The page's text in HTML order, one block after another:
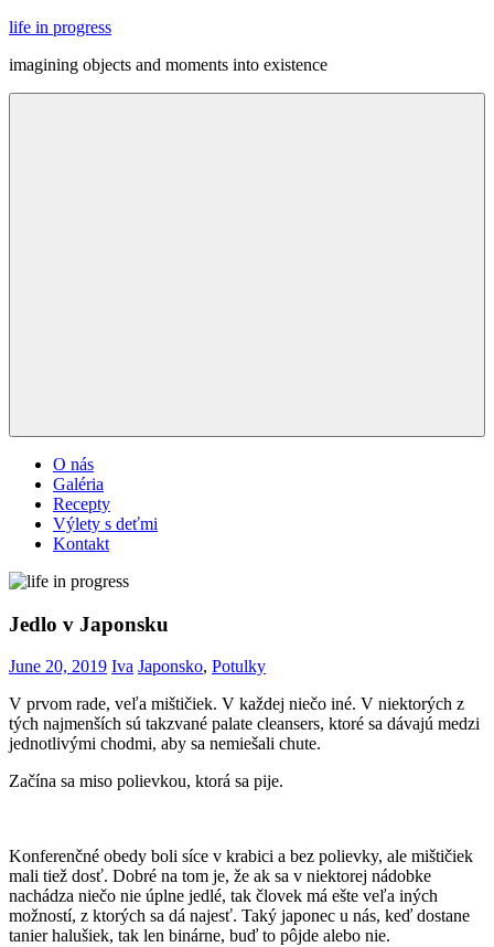
Skip
content
life in progress
imagining objects and moments into existence
O nás
Galéria
Recepty
Výlety s deťmi
Kontakt
Jedlo v Japonsku
June 20, 2019 Iva Japonsko, Potulky
V prvom rade, veľa mištičiek. V každej niečo iné. V niektorých z
tých najmenších sú takzvané palate cleansers, ktoré sa dávajú medzi
jednotlivými chodmi, aby sa nemiešali chute.
Začína sa miso polievkou, ktorá sa pije.
Konferenčné obedy boli síce v krabici a bez polievky, ale mištičiek
mali tiež dosť. Dobré na tom je, že ak sa v niektorej nádobke
nachádza niečo nie úplne jedlé, tak človek má ešte veľa iných
možností, z ktorých sa dá najesť. Taký japonec u nás, keď dostane
tanier halušiek, tak len binárne, buď to pôjde alebo nie.